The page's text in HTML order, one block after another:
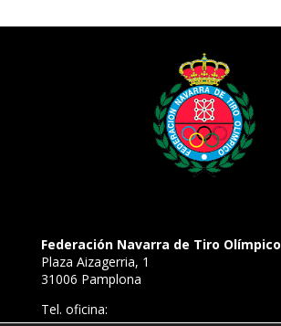
Federación Navarra de Tiro Olímpico
Plaza Aizagerria, 1
31006 Pamplona
Tel. oficina: